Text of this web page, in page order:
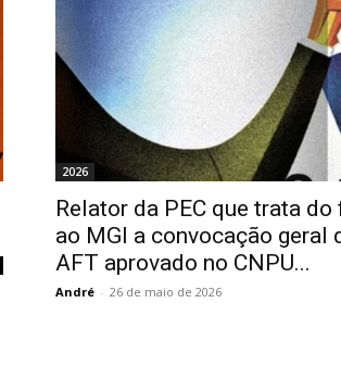
2026
Relator da PEC que trata
ao MGI a convocação geral
AFT aprovado no CNPU...
André - 26 de maio de 2026